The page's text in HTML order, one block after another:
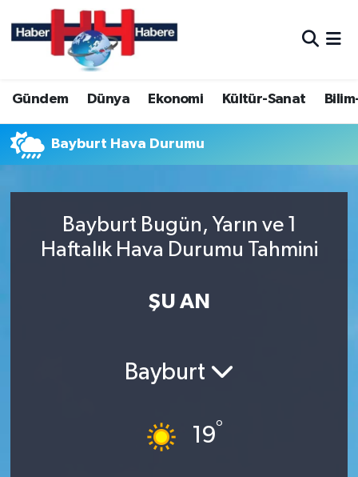
Gündem Dünya Ekonomi Kültür-Sanat
Bayburt Hava Durumu
Bayburt Bugün, Yarın ve 1
Haftalık Hava Durumu Tahmini
ŞU AN
Bayburt
19°
Hava Durumu
Trafik Durumu
Süper Lig Puan Durumu ve Fikstür
Son Dakika Haberleri